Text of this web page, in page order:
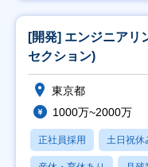
[開発] エンジニアリ
セクション)
東京都
1000万~2000万
正社員採用 土日祝休